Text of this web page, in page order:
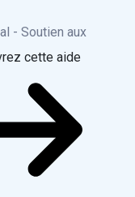
- Soutien aux
cette aide